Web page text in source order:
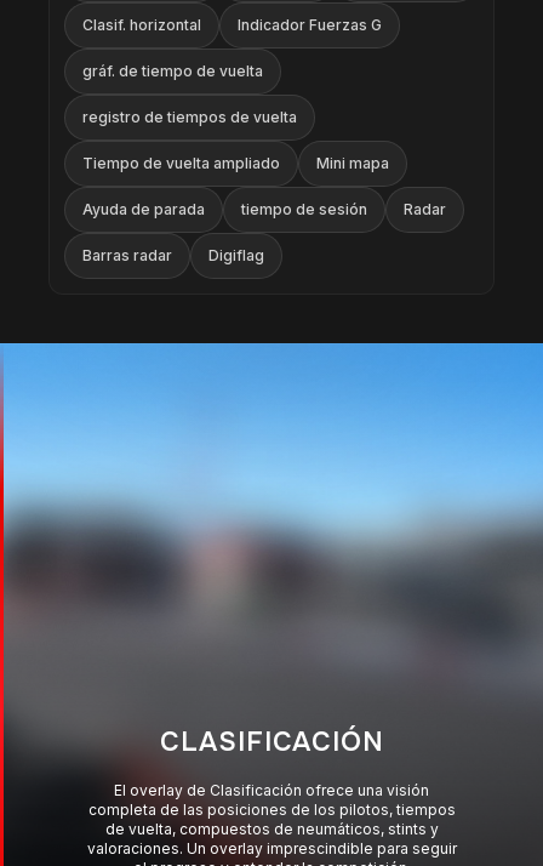
Clasif. horizontal Indicador Fuerzas G
gráf. de tiempo de vuelta
registro de tiempos de vuelta
Tiempo de vuelta ampliado Mini mapa
Ayuda de parada tiempo de sesión Radar
Barras radar Digiflag
CLASIF. TIEMPO REAL
El overlay Relative muestra los pilotos que te rodean
con tiempos de vuelta en directo, información de
stint y valoraciones Elo. Perfecto para medir el ritmo